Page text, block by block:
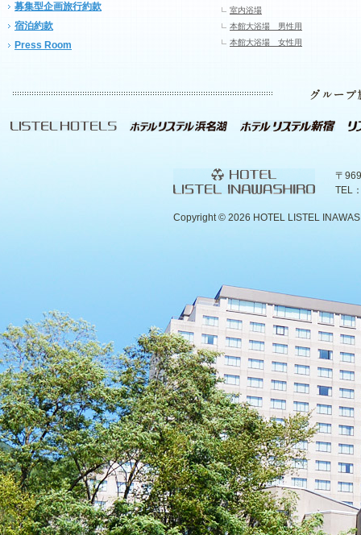
募集型企画旅行約款
宿泊約款
Press Room
室内浴場
本館大浴場 男性用
本館大浴場 女性用
〒
TEL
Copyright © 2026 HOTEL LISTEL